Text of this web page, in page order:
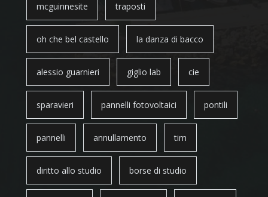
mcguinnesite traposti
oh che bel castello la danza di bacco
alessio guarnieri giglio lab cie
sparavieri pannelli fotovoltaici pontili
pannelli annullamento tim
diritto allo studio borse di studio